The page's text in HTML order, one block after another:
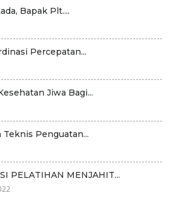
Bapak Plt....
Percepatan...
Jiwa Bagi...
Penguatan...
PELATIHAN MENJAHIT...